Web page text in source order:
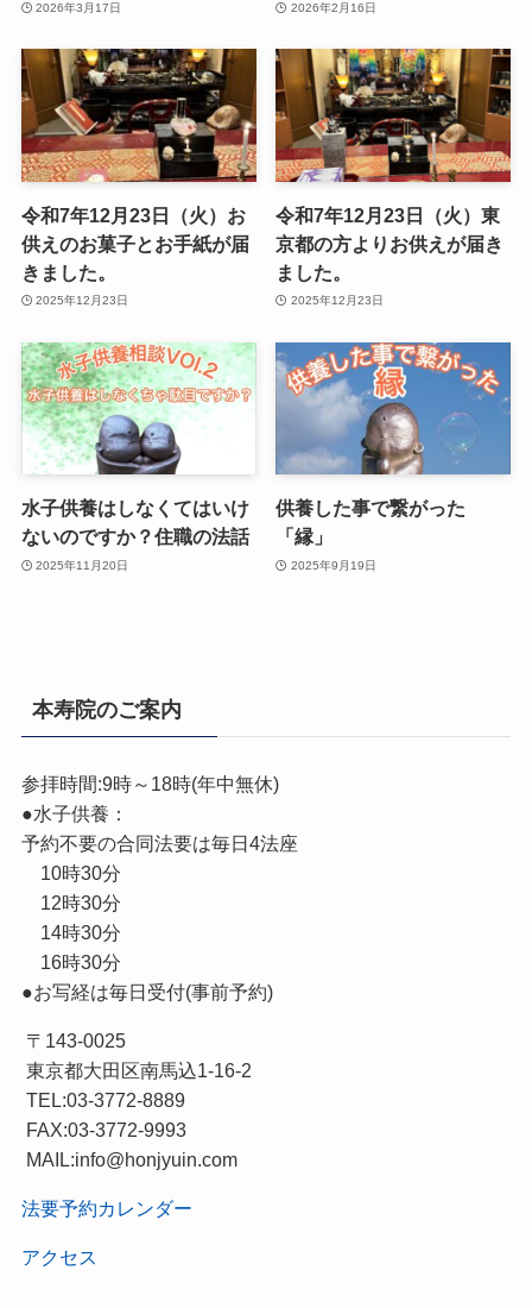
2026年3月17日 2026年2月16日
令和7年12月23日（火）お
供えのお菓子とお手紙が届
きました。
2025年12月23日
令和7年12月23日（火）東
京都の方よりお供えが届き
ました。
2025年12月23日
水子供養はしなくてはいけ
ないのですか？住職の法話
2025年11月20日
供養した事で繋がった
「縁」
2025年9月19日
本寿院のご案内
参拝時間:9時～18時(年中無休)
●水子供養：
予約不要の合同法要は毎日4法座
10時30分
12時30分
14時30分
16時30分
●お写経は毎日受付(事前予約)
〒143-0025
東京都大田区南馬込1-16-2
TEL:03-3772-8889
FAX:03-3772-9993
MAIL:info@honjyuin.com
法要予約カレンダー
アクセス